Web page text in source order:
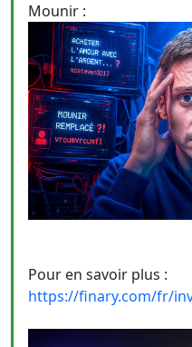
Mounir :
Pour en savoir plus :
https://finary.com/fr/